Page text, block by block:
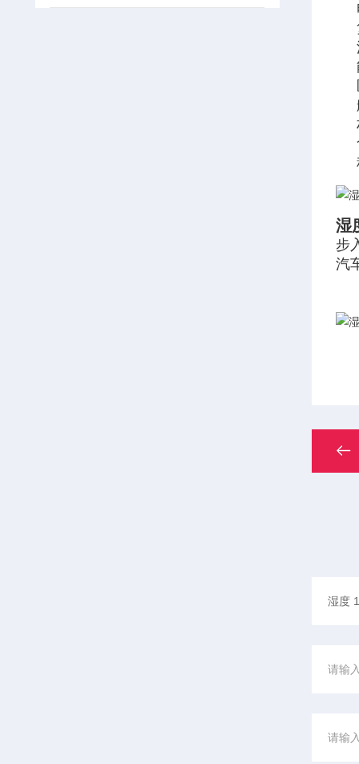
湿
步
汽